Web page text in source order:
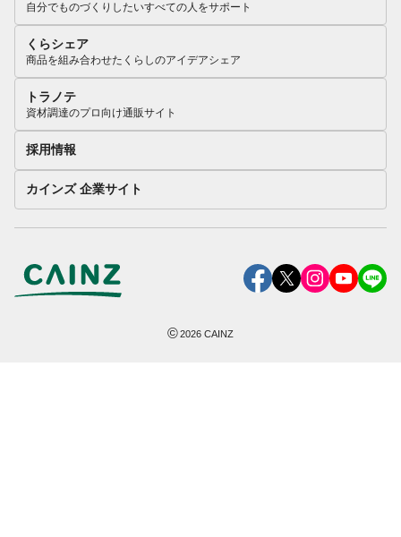
自分でものづくりしたいすべての人をサポート
くらシェア
商品を組み合わせたくらしのアイデアシェア
トラノテ
資材調達のプロ向け通販サイト
採用情報
カインズ 企業サイト
©2026 CAINZ